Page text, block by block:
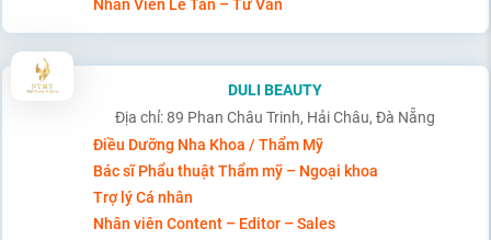
Nhân Viên Lễ Tân – Tư Vấn
DULI BEAUTY
Địa chỉ: 89 Phan Châu Trinh, Hải Châu, Đà Nẵng
Điều Dưỡng Nha Khoa / Thẩm Mỹ
Bác sĩ Phẩu thuật Thẩm mỹ – Ngoại khoa
Trợ lý Cá nhân
Nhân viên Content – Editor – Sales